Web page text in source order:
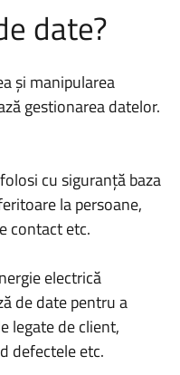
date?
și manipularea
gestionarea datelor.
cu siguranță baza
la persoane,
contact etc.
electrică
de date pentru a
legate de client,
defectele etc.